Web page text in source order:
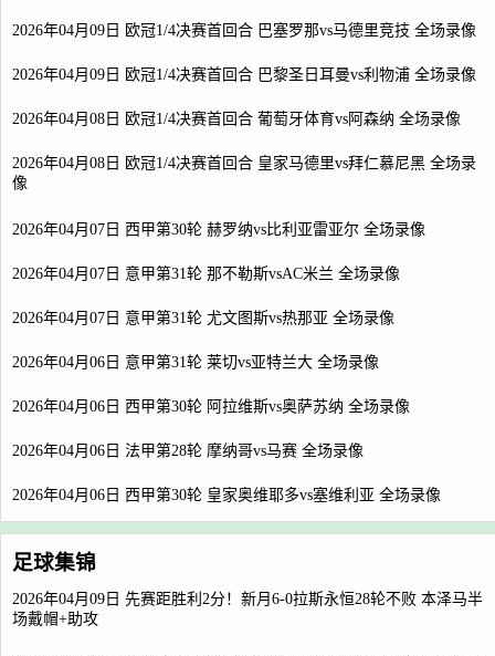
2026年04月09日 欧冠1/4决赛首回合 巴塞罗那vs马德里竞技 全场录像
2026年04月09日 欧冠1/4决赛首回合 巴黎圣日耳曼vs利物浦 全场录像
2026年04月08日 欧冠1/4决赛首回合 葡萄牙体育vs阿森纳 全场录像
2026年04月08日 欧冠1/4决赛首回合 皇家马德里vs拜仁慕尼黑 全场录
像
2026年04月07日 西甲第30轮 赫罗纳vs比利亚雷亚尔 全场录像
2026年04月07日 意甲第31轮 那不勒斯vsAC米兰 全场录像
2026年04月07日 意甲第31轮 尤文图斯vs热那亚 全场录像
2026年04月06日 意甲第31轮 莱切vs亚特兰大 全场录像
2026年04月06日 西甲第30轮 阿拉维斯vs奥萨苏纳 全场录像
2026年04月06日 法甲第28轮 摩纳哥vs马赛 全场录像
2026年04月06日 西甲第30轮 皇家奥维耶多vs塞维利亚 全场录像
足球集锦
2026年04月09日 先赛距胜利2分！新月6-0拉斯永恒28轮不败 本泽马半
场戴帽+助攻